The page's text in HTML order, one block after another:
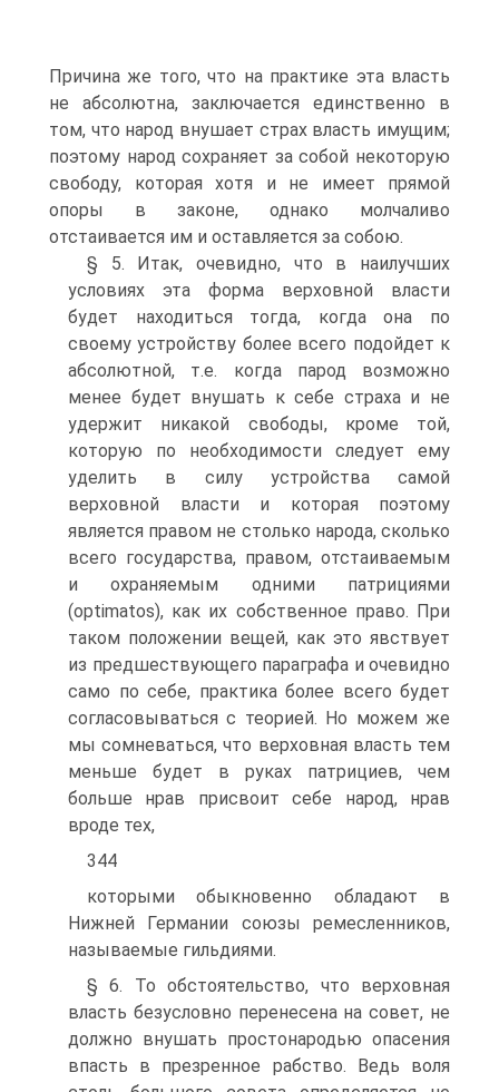
Причина же того, что на практике эта власть
не абсолютна, заключается единственно в
том, что народ внушает страх власть имущим;
поэтому народ сохраняет за собой некоторую
свободу, которая хотя и не имеет прямой
опоры в законе, однако молчаливо
отстаивается им и оставляется за собою.
§ 5. Итак, очевидно, что в наилучших
условиях эта форма верховной власти
будет находиться тогда, когда она по
своему устройству более всего подойдет к
абсолютной, т.е. когда парод возможно
менее будет внушать к себе страха и не
удержит никакой свободы, кроме той,
которую по необходимости следует ему
уделить в силу устройства самой
верховной власти и которая поэтому
является правом не столько народа, сколько
всего государства, правом, отстаиваемым
и охраняемым одними патрициями
(optimatos), как их собственное право. При
таком положении вещей, как это явствует
из предшествующего параграфа и очевидно
само по себе, практика более всего будет
согласовываться с теорией. Но можем же
мы сомневаться, что верховная власть тем
меньше будет в руках патрициев, чем
больше нрав присвоит себе народ, нрав
вроде тех,
344
которыми обыкновенно обладают в
Нижней Германии союзы ремесленников,
называемые гильдиями.
§ 6. То обстоятельство, что верховная
власть безусловно перенесена на совет, не
должно внушать простонародью опасения
впасть в презренное рабство. Ведь воля